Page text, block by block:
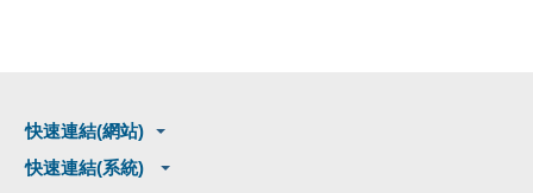
快速連結(網站)
快速連結(系統)